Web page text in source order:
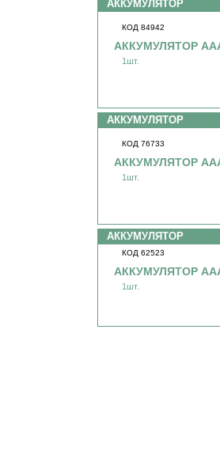
АККУМУЛЯТОР
КОД 84942
АККУМУЛЯТОР AAA
1шт.
АККУМУЛЯТОР
КОД 76733
АККУМУЛЯТОР AAA
1шт.
АККУМУЛЯТОР
КОД 62523
АККУМУЛЯТОР AAA
1шт.